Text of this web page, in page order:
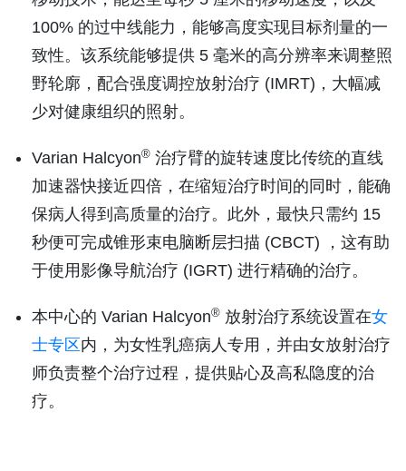
100% 的过中线能力，能够高度实现目标剂量的一
致性。该系统能够提供 5 毫米的高分辨率来调整照
野轮廓，配合强度调控放射治疗 (IMRT)，大幅减
少对健康组织的照射。
Varian Halcyon® 治疗臂的旋转速度比传统的直线
加速器快接近四倍，在缩短治疗时间的同时，能确
保病人得到高质量的治疗。此外，最快只需约 15
秒便可完成锥形束电脑断层扫描 (CBCT) ，这有助
于使用影像导航治疗 (IGRT) 进行精确的治疗。
本中心的 Varian Halcyon® 放射治疗系统设置在女
士专区 内，为女性乳癌病人专用，并由女放射治疗
师负责整个治疗过程，提供贴心及高私隐度的治
疗。